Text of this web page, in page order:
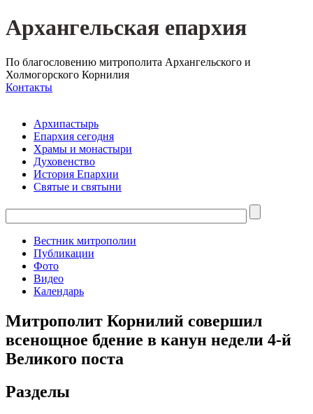
Архангельская епархия
По благословению митрополита Архангельского и
Холмогорского Корнилия
Контакты
Архипастырь
Епархия сегодня
Храмы и монастыри
Духовенство
История Епархии
Святые и святыни
Вестник митрополии
Публикации
Фото
Видео
Календарь
Митрополит Корнилий совершил
всенощное бдение в канун недели 4-й
Великого поста
Разделы